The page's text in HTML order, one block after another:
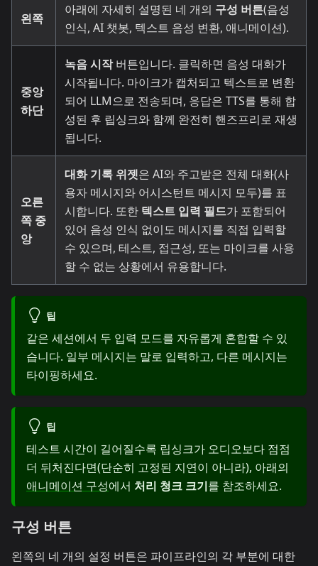
왼쪽
아래에 자세히 설명된 네 개의 구성 버튼(음성
인식, AI 챗봇, 텍스트 음성 변환, 애니메이션).
중앙
하단
녹음 시작버튼입니다. 클릭하면 음성 대화가
시작됩니다. 마이크가 캡처되고 텍스트로 변환
되어 LLM으로 전송되며, 응답은 TTS를 통해 합
성된 후 립싱크와 함께 완전히 핸즈프리로 재생
됩니다.
오른
쪽 중
앙
대화 기록 위젯은 AI와 주고받은 전체 대화(사
용자 메시지와 어시스턴트 메시지 모두)를 표
시합니다. 또한 텍스트 입력 필드가 포함되어
있어 음성 인식 없이도 메시지를 직접 입력할
수 있으며, 테스트, 접근성, 또는 마이크를 사용
할 수 없는 상황에서 유용합니다.
팁
같은 세션에서 두 입력 모드를 자유롭게 혼합할 수 있
습니다. 일부 메시지는 말로 입력하고, 다른 메시지는
타이핑하세요.
팁
테스트 시간이 길어질수록 립싱크가 오디오보다 점점
더 뒤처진다면(단순히 고정된 지연이 아니라), 아래의
애니메이션 구성에서 처리 청크 크기를 참조하세요.
구성 버튼
왼쪽의 네 개의 설정 버튼은 파이프라인의 각 부분에 대한